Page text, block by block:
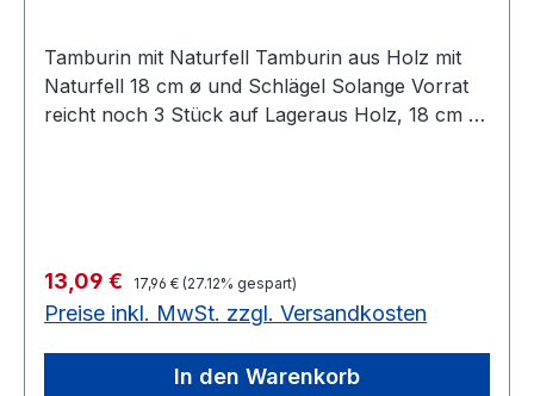
Tamburin mit Naturfell Tamburin aus Holz mit
Naturfell 18 cm ø und Schlägel Solange Vorrat
reicht noch 3 Stück auf Lageraus Holz, 18 cm ø
Verkaufspreis:
13,09 € Regulärer Preis:
17,96 € (27.12% gespart)
Preise inkl. MwSt. zzgl. Versandkosten
In den Warenkorb